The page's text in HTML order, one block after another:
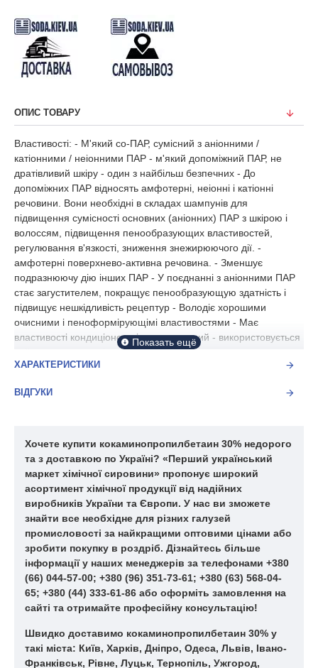
ОПИС ТОВАРУ
Властивості: - М'який со-ПАР, сумісний з аніонними /
катіонними / неіонними ПАР - м'який допоміжний ПАР, не
дратівливий шкіру - один з найбільш безпечних - До
допоміжних ПАР відносять амфотерні, неіонні і катіонні
речовини. Вони необхідні в складах шампунів для
підвищення сумісності основних (аніонних) ПАР з шкірою і
волоссям, підвищення пенообразующих властивостей,
регулювання в'язкості, зниження знежирюючого дії. -
амфотерні поверхнево-активна речовина. - Зменшує
подразнюючу дію інших ПАР - У поєднанні з аніонними ПАР
стає загустителем, покращує пенообразующую здатність і
підвищує нешкідливість рецептур - Володіє хорошими
очисними і пеноформірующімі властивостями - Має
властивості кондиціонера і антистатичний - використовується
в біо-косметики - м'який очищувач, використовується в
комбінації з більш сильними сурфактантами - запобігає
кондиціонуючий агент, що полегшують розчісування сухих і
сумісний з усіма типами сурфактантов (ПАВов), може
використовуватися як основний сурфактант; - стабілізатор
піни - Його комбінація з аніонними ПАР призводить до
значного поліпшення дерматологічних якостей кінцевого
виробу. - Може використовуватися в якості основного ПАР
Області застосування: - рідке мило, - очищаючі засоби для
дитячої шкіри, - очищаючі креми і гелі для особи, -
кондиціонери для волосся, - бальзами-ополіскувачі для
волосся - підходить для використання в складах для
вмивання, косметиці, пеномоющих складах. - Застосовується
в якості активної добавки в рідкі, пастоподібні, миючі, пральні
та засоби для чищення. - Має хороші пенообразующие і
очищаючі властивості, підвищує в'язкість. - гелі для душу -
шампуні - піни для ванни - очищають лосьйони для обличчя -
мило для рук - очищаючі засоби для дітей - зубні пасти -
ХАРАКТЕРИСТИКИ
ВІДГУКИ
Хочете купити кокаминопропилбетаин 30% недорого
та з доставкою по Україні? «Перший український
маркет хімічної сировини» пропонує широкий
асортимент хімічної продукції від надійних
виробників України та Європи. У нас ви зможете
знайти все необхідне для різних галузей
промисловості за найкращими оптовими цінами або
зробити покупку в роздріб. Дізнайтесь більше
інформації у наших менеджерів за телефонами +380
(66) 044-57-00; +380 (96) 351-73-61; +380 (63) 568-04-
65; +380 (44) 333-61-86 або оформіть замовлення на
сайті та отримайте професійну консультацію!
Швидко доставимо кокаминопропилбетаин 30% у
такі міста: Київ, Харків, Дніпро, Одеса, Львів, Івано-
Франківськ, Рівне, Луцьк, Тернопіль, Ужгород,